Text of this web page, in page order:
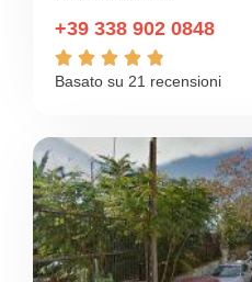
+39 338 902 0848
    
Basato su 21 recensioni